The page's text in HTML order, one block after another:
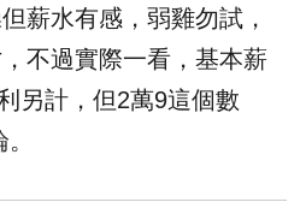
薪水有感，弱雞勿試，
不過實際一看，基本薪
另計，但2萬9這個數